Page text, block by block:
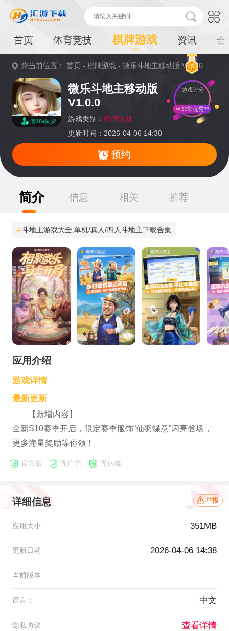
首页 体育竞技 棋牌游戏 资讯 合
您当前位置：首页 -棋牌游戏 -微乐斗地主移动版 V1.0.0
满18+周岁
微乐斗地主移动版
V1.0.0
游戏类别： 棋牌游戏
更新时间：2026-04-06 14:38
游戏评分
非常优秀
预约
提
藏本页面或持续关注本站后续动态
简介 信息 相关 推荐
#斗地主游戏大全,单机/真人/四人斗地主下载合集
应用介绍
游戏详情
最新更新
【新增内容】
全新S10赛季开启，限定赛季服饰“仙羽蝶意”闪亮登场，
更多海量奖励等你领！
官方版 无广告 无病毒
详细信息 举报
应用大小 351MB
更新日期 2026-04-06 14:38
当前版本
语言： 中文
隐私协议 查看详情